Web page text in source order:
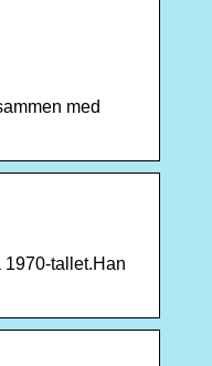
med
tallet.Han